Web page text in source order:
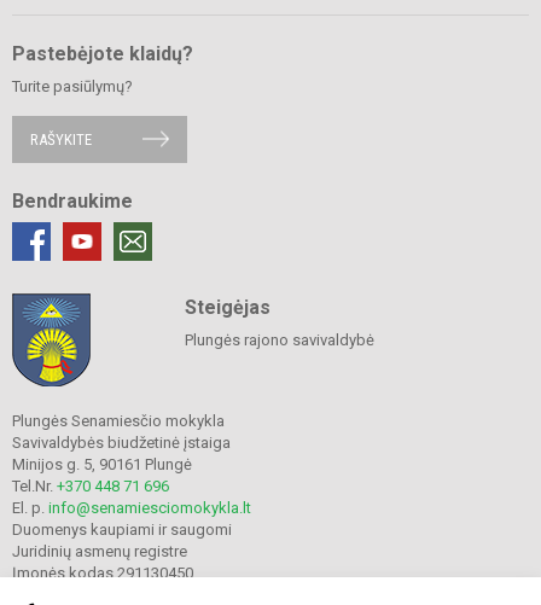
Pastebėjote klaidų?
Turite pasiūlymų?
RAŠYKITE
Bendraukime
Steigėjas
Plungės rajono savivaldybė
Plungės Senamiesčio mokykla
Savivaldybės biudžetinė įstaiga
Minijos g. 5, 90161 Plungė
Tel.Nr. +370 448 71 696
El. p. info@senamiesciomokykla.lt
Duomenys kaupiami ir saugomi
Juridinių asmenų registre
Įmonės kodas 291130450